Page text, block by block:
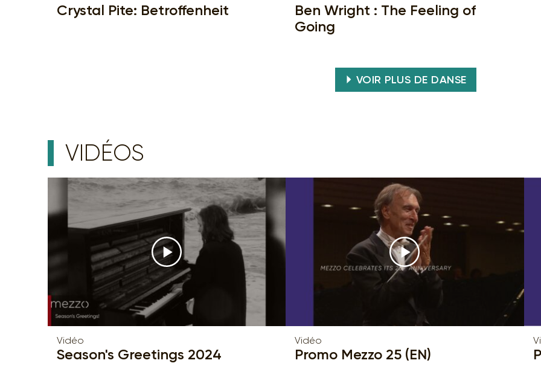
Crystal Pite: Betroffenheit
Ben Wright : The Feeling of
Going
VOIR PLUS DE DANSE
VIDÉOS
Vidéo
Season's Greetings 2024
Vidéo
Promo Mezzo 25 (EN)